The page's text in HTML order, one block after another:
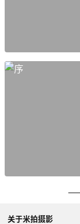
——
关于米拍摄影